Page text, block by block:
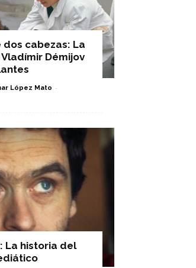
dos cabezas: La
Démijov
López Mato -
La historia del